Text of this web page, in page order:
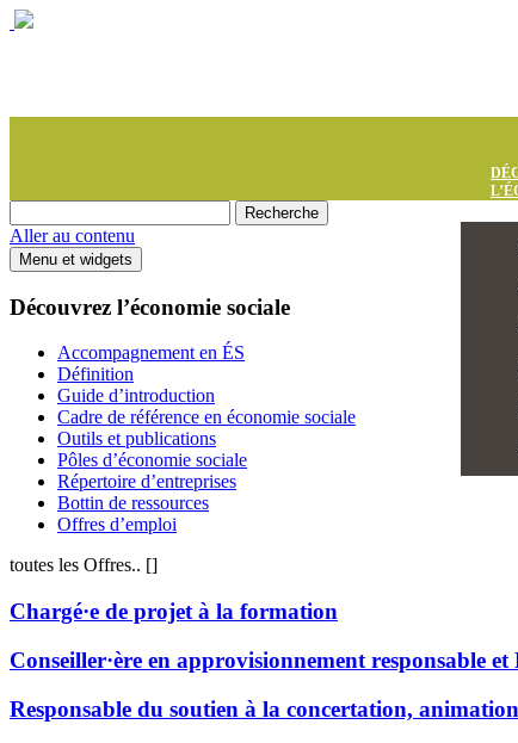
Aller au contenu
Menu et widgets
Découvrez l’économie sociale
Accompagnement en ÉS
Définition
Guide d’introduction
Cadre de référence en économie sociale
Outils et publications
Pôles d’économie sociale
Répertoire d’entreprises
Bottin de ressources
Offres d’emploi
toutes les Offres.. []
Chargé·e de projet à la formation
Conseiller·ère en approvisionnement responsable et
Responsable du soutien à la concertation,